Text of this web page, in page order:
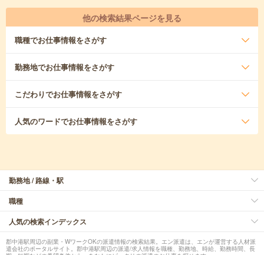
他の検索結果ページを見る
職種でお仕事情報をさがす
勤務地でお仕事情報をさがす
こだわりでお仕事情報をさがす
人気のワードでお仕事情報をさがす
勤務地 / 路線・駅
職種
人気の検索インデックス
郡中港駅周辺の副業・WワークOKの派遣情報の検索結果。エン派遣は、エンが運営する人材派
遣会社のポータルサイト。郡中港駅周辺の派遣/求人情報を職種、勤務地、時給、勤務時間、長